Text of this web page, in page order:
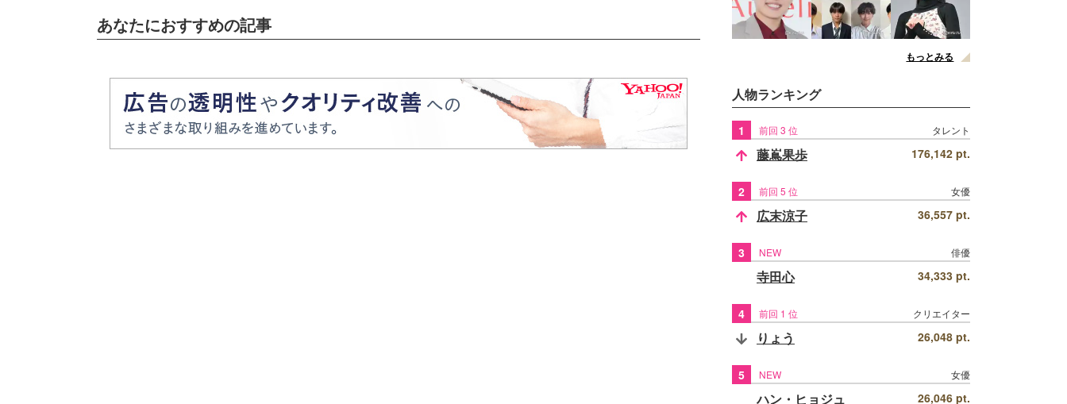
あなたにおすすめの記事
もっとみる
人物ランキング
1 前回 3 位 タレント
藤嶌果歩 176,142 pt.
2 前回 5 位 女優
広末涼子 36,557 pt.
3 NEW 俳優
寺田心 34,333 pt.
4 前回 1 位 クリエイター
りょう 26,048 pt.
5 NEW 女優
ハン・ヒョジュ 26,046 pt.